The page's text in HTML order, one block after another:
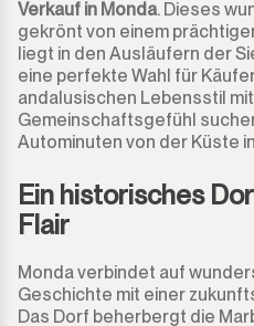
Guadalmina Alta
Guadalmina Baja
Guadiaro
La Duquesa
La Heredia
Geschäftsgegend
Grundstück
Grundstück mit Ruine
Bar
Restaurant
900.000€
950.000€
1.000.000€
1.200.000€
1.300.000€
Verkauf in Monda. Dieses
gekrönt von einem
liegt in den Ausläufern der
eine perfekte Wahl für
andalusischen Lebensstil
Gemeinschaftsgefühl
Autominuten von der Küste
Ein historisches
Flair
Monda verbindet auf
Geschichte mit einer
Das Dorf beherbergt die